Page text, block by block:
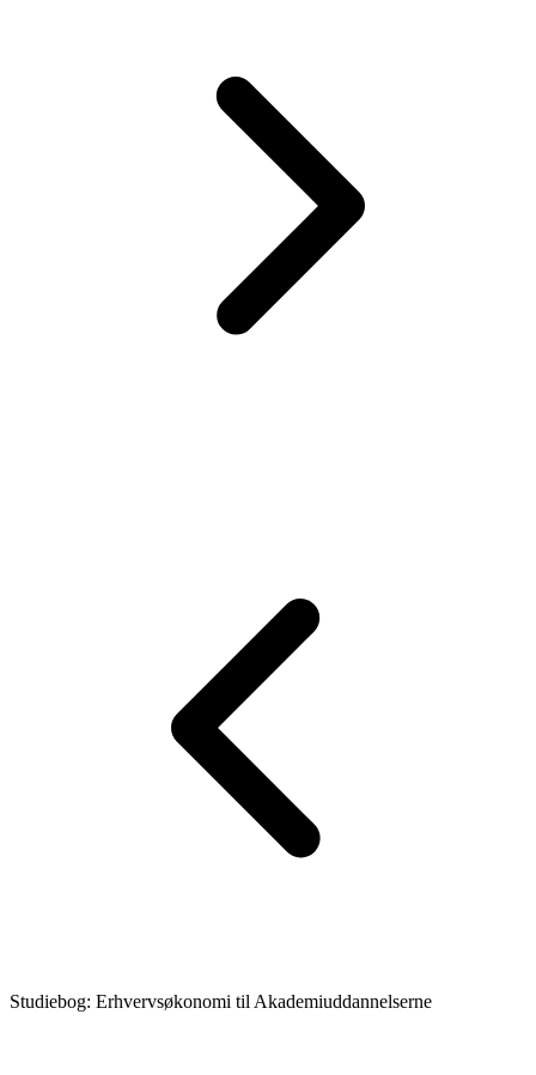
Studiebog: Erhvervsøkonomi til Akademiuddannelserne